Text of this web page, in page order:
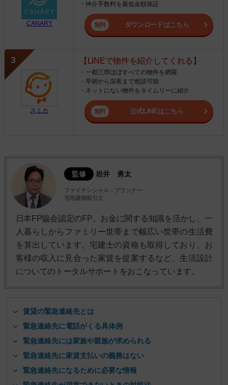
CANARY
・仲介手数料を最低金額保証
ダウンロードはこちら
スミカ
【LINEで物件を紹介してくれる】
・一都三県ほぼすべての物件を網羅
・早朝から深夜まで相談可能
・ネットにない物件をタイムリーに紹介
公式LINEはこちら
監修 岩井 勇太
ファイナンシャル・プランナー
宅地建物取引士
日本FP協会認定のFP。お金に関する知識を活かし、一
人暮らしからファミリー世帯まで幅広い世帯の生活費
を算出しています。宅建士の資格も取得しており、お
客様の収入に見合った家賃を提案するなど、生活設計
についてのトータルサポートをおこなっています。
賃貸の緊急連絡先とは
緊急連絡先に電話がくる具体例
緊急連絡先には家族や親族が求められる
緊急連絡先に家賃支払いの義務はない
緊急連絡先になるために必要な情報